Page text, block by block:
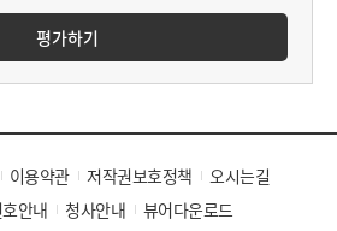
평가하기
이용약관 저작권보호정책
오시는길
안내
청사안내
뷰어다운로드